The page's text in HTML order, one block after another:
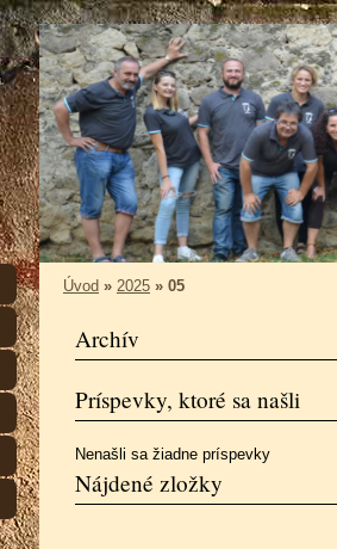
Úvod » 2025 » 05
Archív
Príspevky, ktoré sa našli
Nenašli sa žiadne príspevky
Nájdené zložky